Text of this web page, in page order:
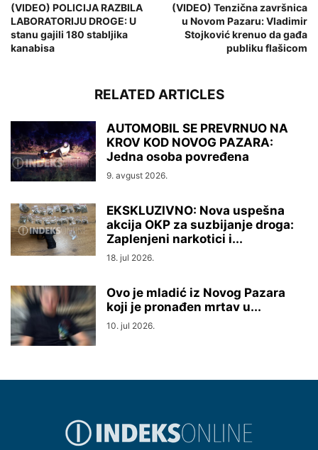
(VIDEO) POLICIJA RAZBILA
LABORATORIJU DROGE: U
stanu gajili 180 stabljika
kanabisa
(VIDEO) Tenzična završnica
u Novom Pazaru: Vladimir
Stojković krenuo da gađa
publiku flašicom
RELATED ARTICLES
AUTOMOBIL SE PREVRNUO NA
KROV KOD NOVOG PAZARA:
Jedna osoba povređena
9. avgust 2026.
EKSKLUZIVNO: Nova uspešna
akcija OKP za suzbijanje droga:
Zaplenjeni narkotici i...
18. jul 2026.
Ovo je mladić iz Novog Pazara
koji je pronađen mrtav u...
10. jul 2026.